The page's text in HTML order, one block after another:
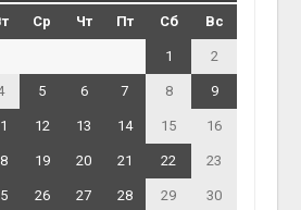
Ср Чт Пт Сб Вс
1 2
5 6 7 8 9
12 13 14 15 16
19 20 21 22 23
26 27 28 29
30